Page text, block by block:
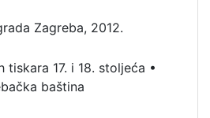
Zagreba, 2012.
tiskara 17. i 18. stoljeća •
baština